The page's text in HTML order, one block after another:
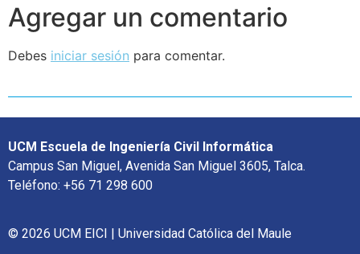
Agregar un comentario
Debes iniciar sesión para comentar.
UCM Escuela de Ingeniería Civil Informática
Campus San Miguel, Avenida San Miguel 3605, Talca.
Teléfono: +56 71 298 600
© 2026 UCM EICI | Universidad Católica del Maule